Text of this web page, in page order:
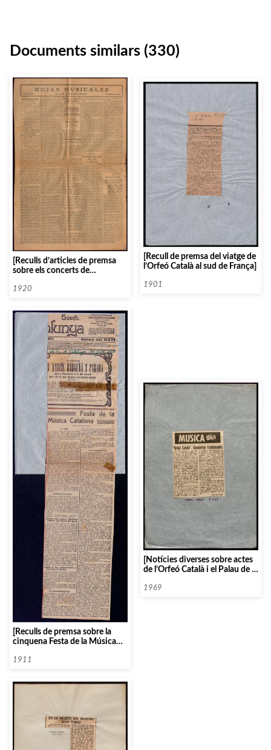
Documents similars (330)
[Reculls d’articles de premsa
sobre els concerts de
1920
[Recull de premsa del viatge de
l’Orfeó Català al sud de França]
1901
[Reculls de premsa sobre la
cinquena Festa de la Música
1911
[Notícies diverses sobre actes
de l’Orfeó Català i el Palau de la
1969